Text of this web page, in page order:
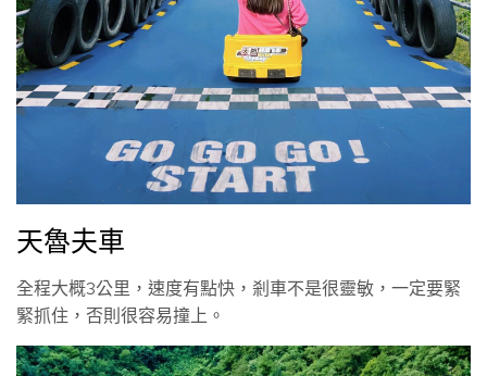
️天魯夫車
全程大概3公里，速度有點快，剎車不是很靈敏，一定要緊
緊抓住，否則很容易撞上。